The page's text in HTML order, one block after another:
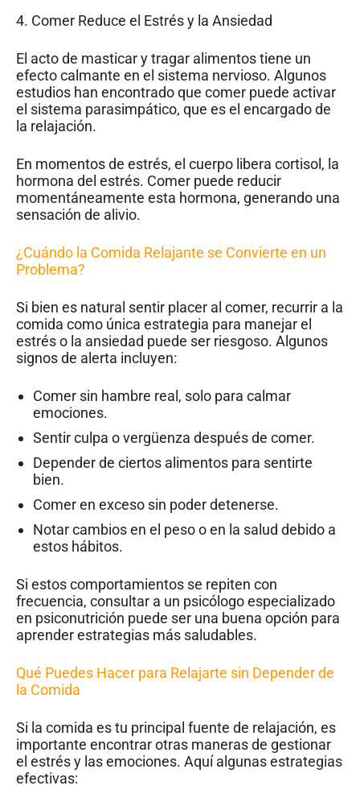
4. Comer Reduce el Estrés y la Ansiedad
El acto de masticar y tragar alimentos tiene un
efecto calmante en el sistema nervioso. Algunos
estudios han encontrado que comer puede activar
el sistema parasimpático, que es el encargado de
la relajación.
En momentos de estrés, el cuerpo libera cortisol, la
hormona del estrés. Comer puede reducir
momentáneamente esta hormona, generando una
sensación de alivio.
¿Cuándo la Comida Relajante se Convierte en un
Problema?
Si bien es natural sentir placer al comer, recurrir a la
comida como única estrategia para manejar el
estrés o la ansiedad puede ser riesgoso. Algunos
signos de alerta incluyen:
Comer sin hambre real, solo para calmar
emociones.
Sentir culpa o vergüenza después de comer.
Depender de ciertos alimentos para sentirte
bien.
Comer en exceso sin poder detenerse.
Notar cambios en el peso o en la salud debido a
estos hábitos.
Si estos comportamientos se repiten con
frecuencia, consultar a un psicólogo especializado
en psiconutrición puede ser una buena opción para
aprender estrategias más saludables.
Qué Puedes Hacer para Relajarte sin Depender de
la Comida
Si la comida es tu principal fuente de relajación, es
importante encontrar otras maneras de gestionar
el estrés y las emociones. Aquí algunas estrategias
efectivas: